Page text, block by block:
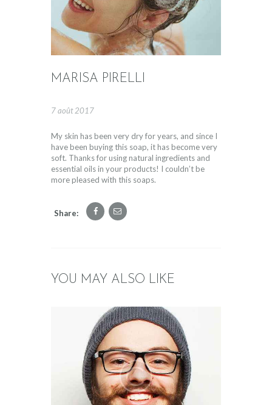
NOUS JOINDRE
MARISA PIRELLI
7 août 2017
My skin has been very dry for years, and since I
have been buying this soap, it has become very
soft. Thanks for using natural ingredients and
essential oils in your products! I couldn’t be
more pleased with this soaps.
Share:
YOU MAY ALSO LIKE